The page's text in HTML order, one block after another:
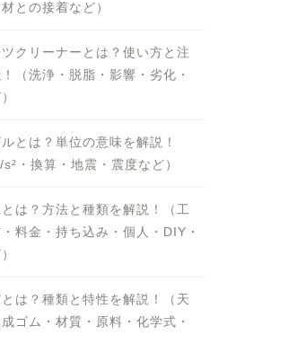
との接着など）
クリーナーとは？使い方と注
（洗浄・脱脂・影響・劣化・
とは？単位の意味を解説！
s²・換算・地震・震度など）
は？方法と種類を解説！（工
料金・持ち込み・個人・DIY・
は？種類と特性を解説！（天
ゴム・材質・原料・化学式・